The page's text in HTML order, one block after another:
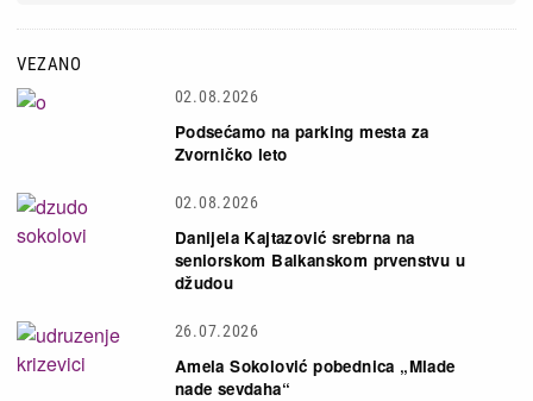
VEZANO
02.08.2026
Podsećamo na parking mesta za
Zvorničko leto
02.08.2026
Danijela Kajtazović srebrna na
seniorskom Balkanskom prvenstvu u
džudou
26.07.2026
Amela Sokolović pobednica „Mlade
nade sevdaha“